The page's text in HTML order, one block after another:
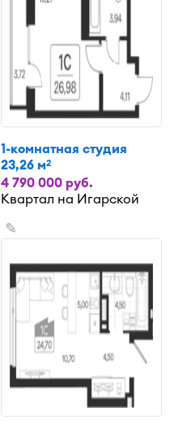
1-комнатная студия
23,26 м2
4 790 000 руб.
Квартал на Игарской
✎